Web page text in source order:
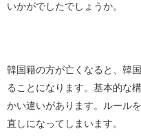
いかがでしたでしょうか。
韓国籍の方が亡くなると、韓
ることになります。基本的な
かい違いがあります。ルール
直しになってしまいます。